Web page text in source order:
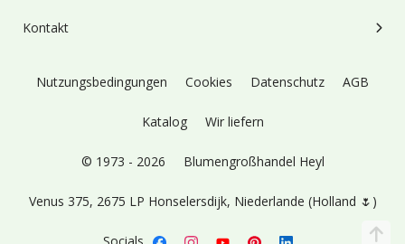
Kontakt
Nutzungsbedingungen Cookies Datenschutz AGB
Katalog Wir liefern
© 1973 - 2026 Blumengroßhandel Heyl
Venus 375, 2675 LP Honselersdijk, Niederlande (Holland 🌷)